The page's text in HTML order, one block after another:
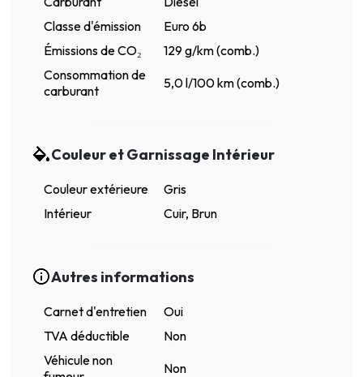
Classe d'émission
Euro 6b
Émissions de CO₂
129 g/km (comb.)
Consommation de
carburant
5,0 l/100 km (comb.)
Couleur et Garnissage Intérieur
Couleur extérieure
Gris
Intérieur
Cuir, Brun
Autres informations
Carnet d'entretien
Oui
TVA déductible
Non
Véhicule non
Non